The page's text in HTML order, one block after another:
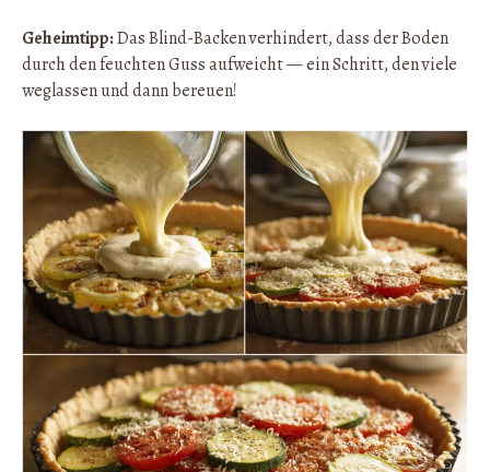
Geheimtipp:Das Blind-Backen verhindert, dass der Boden
durch den feuchten Guss aufweicht — ein Schritt, den viele
weglassen und dann bereuen!